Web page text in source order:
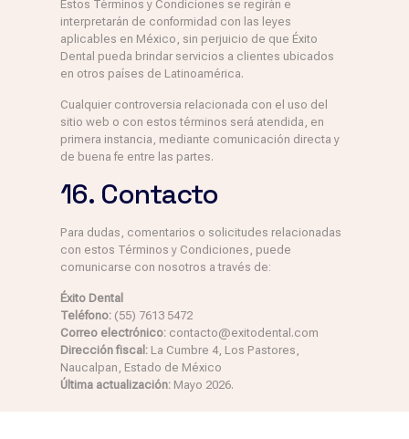
Estos Términos y Condiciones se regirán e
interpretarán de conformidad con las leyes
aplicables en México, sin perjuicio de que Éxito
Dental pueda brindar servicios a clientes ubicados
en otros países de Latinoamérica.
Cualquier controversia relacionada con el uso del
sitio web o con estos términos será atendida, en
primera instancia, mediante comunicación directa y
de buena fe entre las partes.
16. Contacto
Para dudas, comentarios o solicitudes relacionadas
con estos Términos y Condiciones, puede
comunicarse con nosotros a través de:
Éxito Dental
Teléfono: (55) 7613 5472
Correo electrónico: contacto@exitodental.com
Dirección fiscal: La Cumbre 4, Los Pastores,
Naucalpan, Estado de México
Última actualización: Mayo 2026.